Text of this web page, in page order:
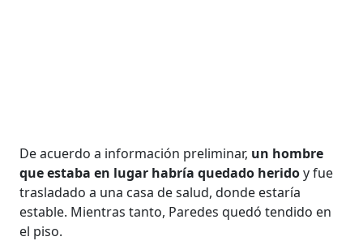
De acuerdo a información preliminar, un hombre
que estaba en lugar habría quedado heridoy fue
trasladado a una casa de salud, donde estaría
estable. Mientras tanto, Paredes quedó tendido en
el piso.